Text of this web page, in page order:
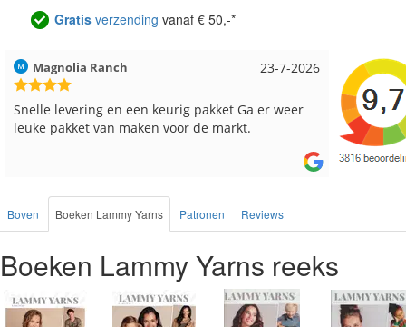
Gratis verzending vanaf € 50,-*
23-7-2026
Magnolia Ranch
Snelle levering en een keurig pakket Ga er weer
leuke pakket van maken voor de markt.
Hilde uit
Reeds
besteld,
Boven Boeken Lammy Yarns Patronen Reviews
Boeken Lammy Yarns reeks